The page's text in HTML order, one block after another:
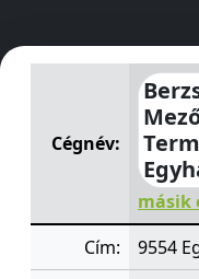
Berzsenyi Dániel
Cégnév:
másik
Cím:
9554